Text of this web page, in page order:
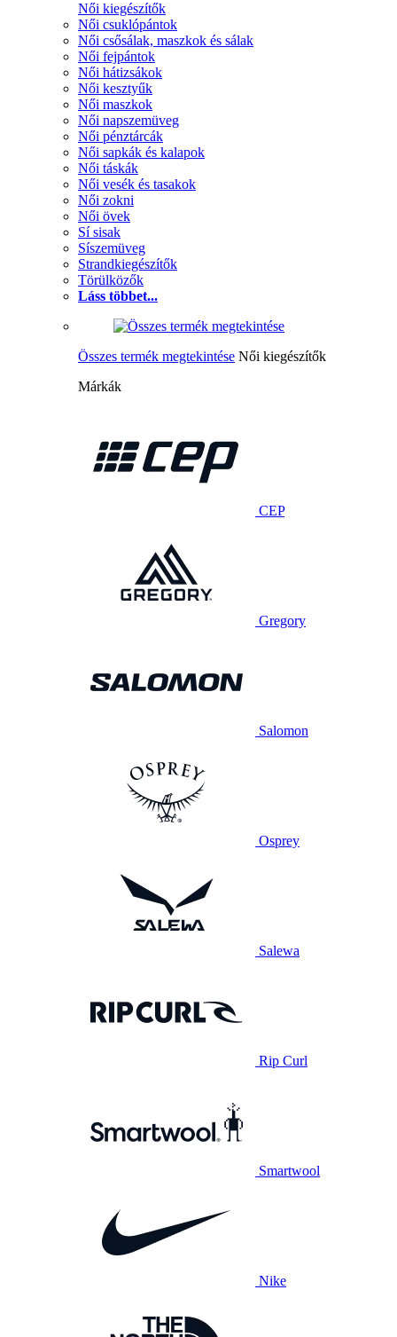
Női kiegészítők
Női csuklópántok
Női csősálak, maszkok és sálak
Női fejpántok
Női hátizsákok
Női kesztyűk
Női maszkok
Női napszemüveg
Női pénztárcák
Női sapkák és kalapok
Női táskák
Női vesék és tasakok
Női zokni
Női övek
Sí sisak
Síszemüveg
Strandkiegészítők
Törülközők
Láss többet...
Összes termék megtekintése Női kiegészítők
Márkák
CEP
Gregory
Salomon
Osprey
Salewa
Rip Curl
Smartwool
Nike